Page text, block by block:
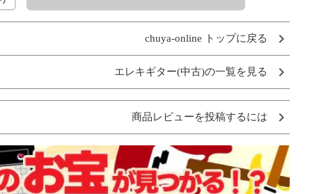
chuya-online トップに戻る
エレキギター(中古)の一覧を見る
商品レビューを投稿するには